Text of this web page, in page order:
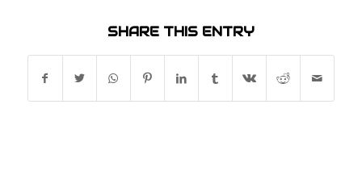
SHARE THIS ENTRY